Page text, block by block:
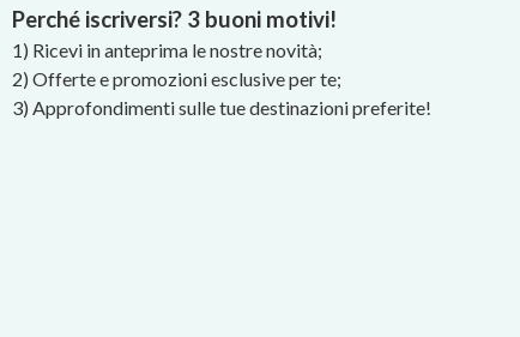
Perché iscriversi? 3 buoni motivi!
1) Ricevi in anteprima le nostre novità;
2) Offerte e promozioni esclusive per te;
3) Approfondimenti sulle tue destinazioni preferite!